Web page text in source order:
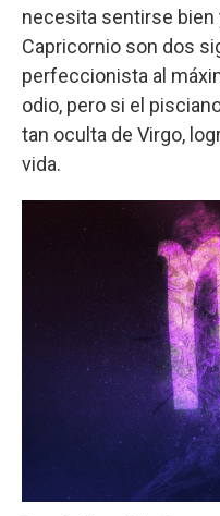
necesita sentirse bien
Capricornio son dos
perfeccionista al
odio, pero si el
tan oculta de Virgo,
vida.